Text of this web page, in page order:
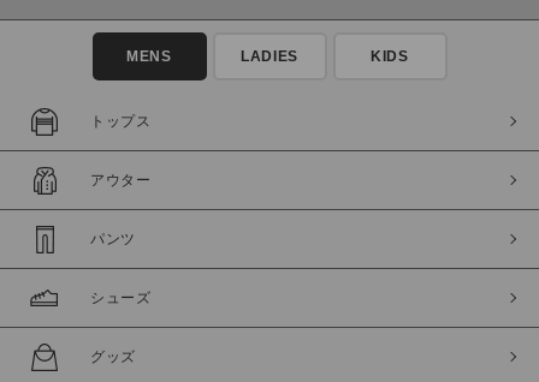
商品タイプ
通常商品 予約商品
在庫
在庫あり 在庫なし含む
MENS LADIES KIDS
トップス
アウター
パンツ
シューズ
グッズ